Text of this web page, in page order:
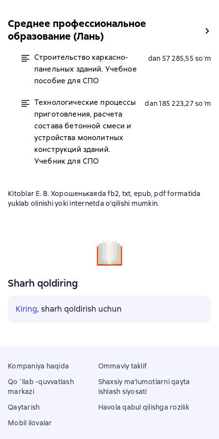
Среднее профессиональное
образование (Лань)
Строительство каркасно-
панельных зданий. Учебное
пособие для СПО
dan 57 285,55 soʻm
Технологические процессы
приготовления, расчета
состава бетонной смеси и
устройства монолитных
конструкций зданий.
Учебник для СПО
dan 185 223,27 soʻm
Kitoblar Е. В. Хорошенькаяda fb2, txt, epub, pdf formatida
yuklab olinishi yoki internetda o'qilishi mumkin.
Sharh qoldiring
Kiring, sharh qoldirish uchun
Kompaniya haqida
Qo`llab -quvvatlash
markazi
Qaytarish
Mobil ilovalar
Ommaviy taklif
Shaxsiy ma'lumotlarni qayta
ishlash siyosati
Havola qabul qilishga rozilik